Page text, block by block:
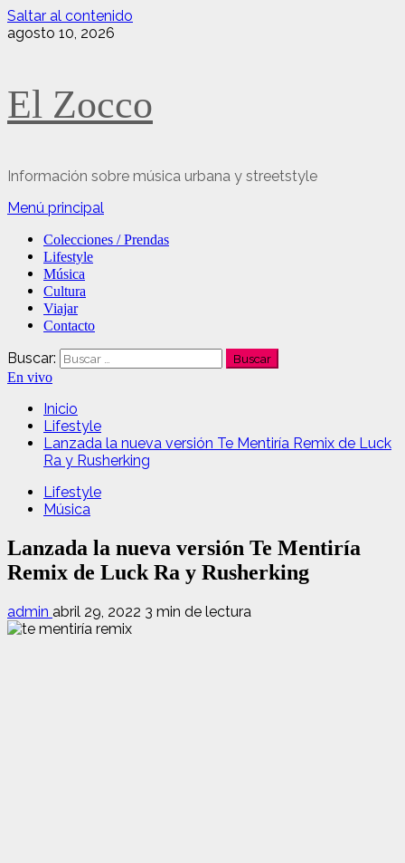
Saltar al contenido
agosto 10, 2026
El Zocco
Información sobre música urbana y streetstyle
Menú principal
Colecciones / Prendas
Lifestyle
Música
Cultura
Viajar
Contacto
Buscar:
En vivo
Inicio
Lifestyle
Lanzada la nueva versión Te Mentiría Remix de Luck
Ra y Rusherking
Lifestyle
Música
Lanzada la nueva versión Te Mentiría
Remix de Luck Ra y Rusherking
admin abril 29, 2022 3 min de lectura